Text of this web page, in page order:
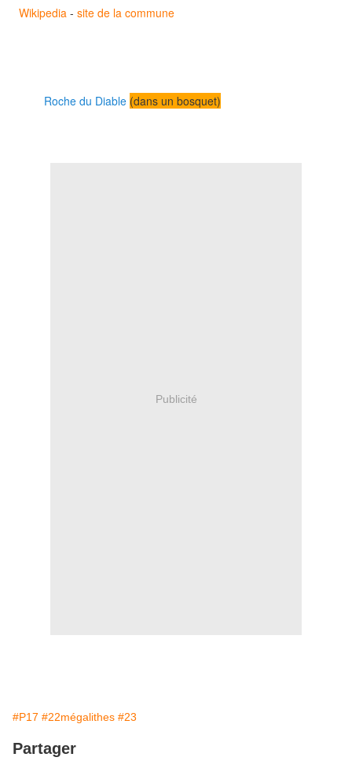
Wikipedia - site de la commune
Roche du Diable (dans un bosquet)
Publicité
#P17 #22mégalithes #23
Partager